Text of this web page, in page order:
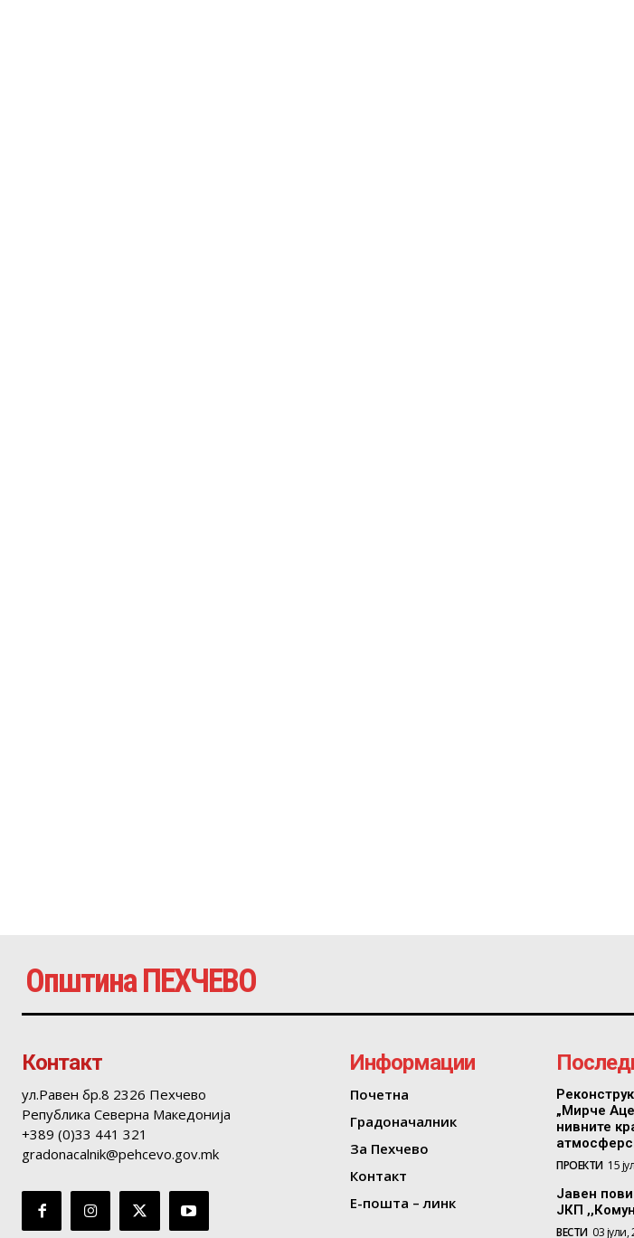
Општина ПЕХЧЕВО
Контакт
ул.Равен бр.8 2326 Пехчево
Република Северна Македонија
+389 (0)33 441 321
gradonacalnik@pehcevo.gov.mk
Информации
Почетна
Градоначалник
За Пехчево
Контакт
Е-пошта – линк
„Мирче
нивните
ПРОЕКТИ 15
Јавен
ЈКП
ВЕСТИ 03 јули,